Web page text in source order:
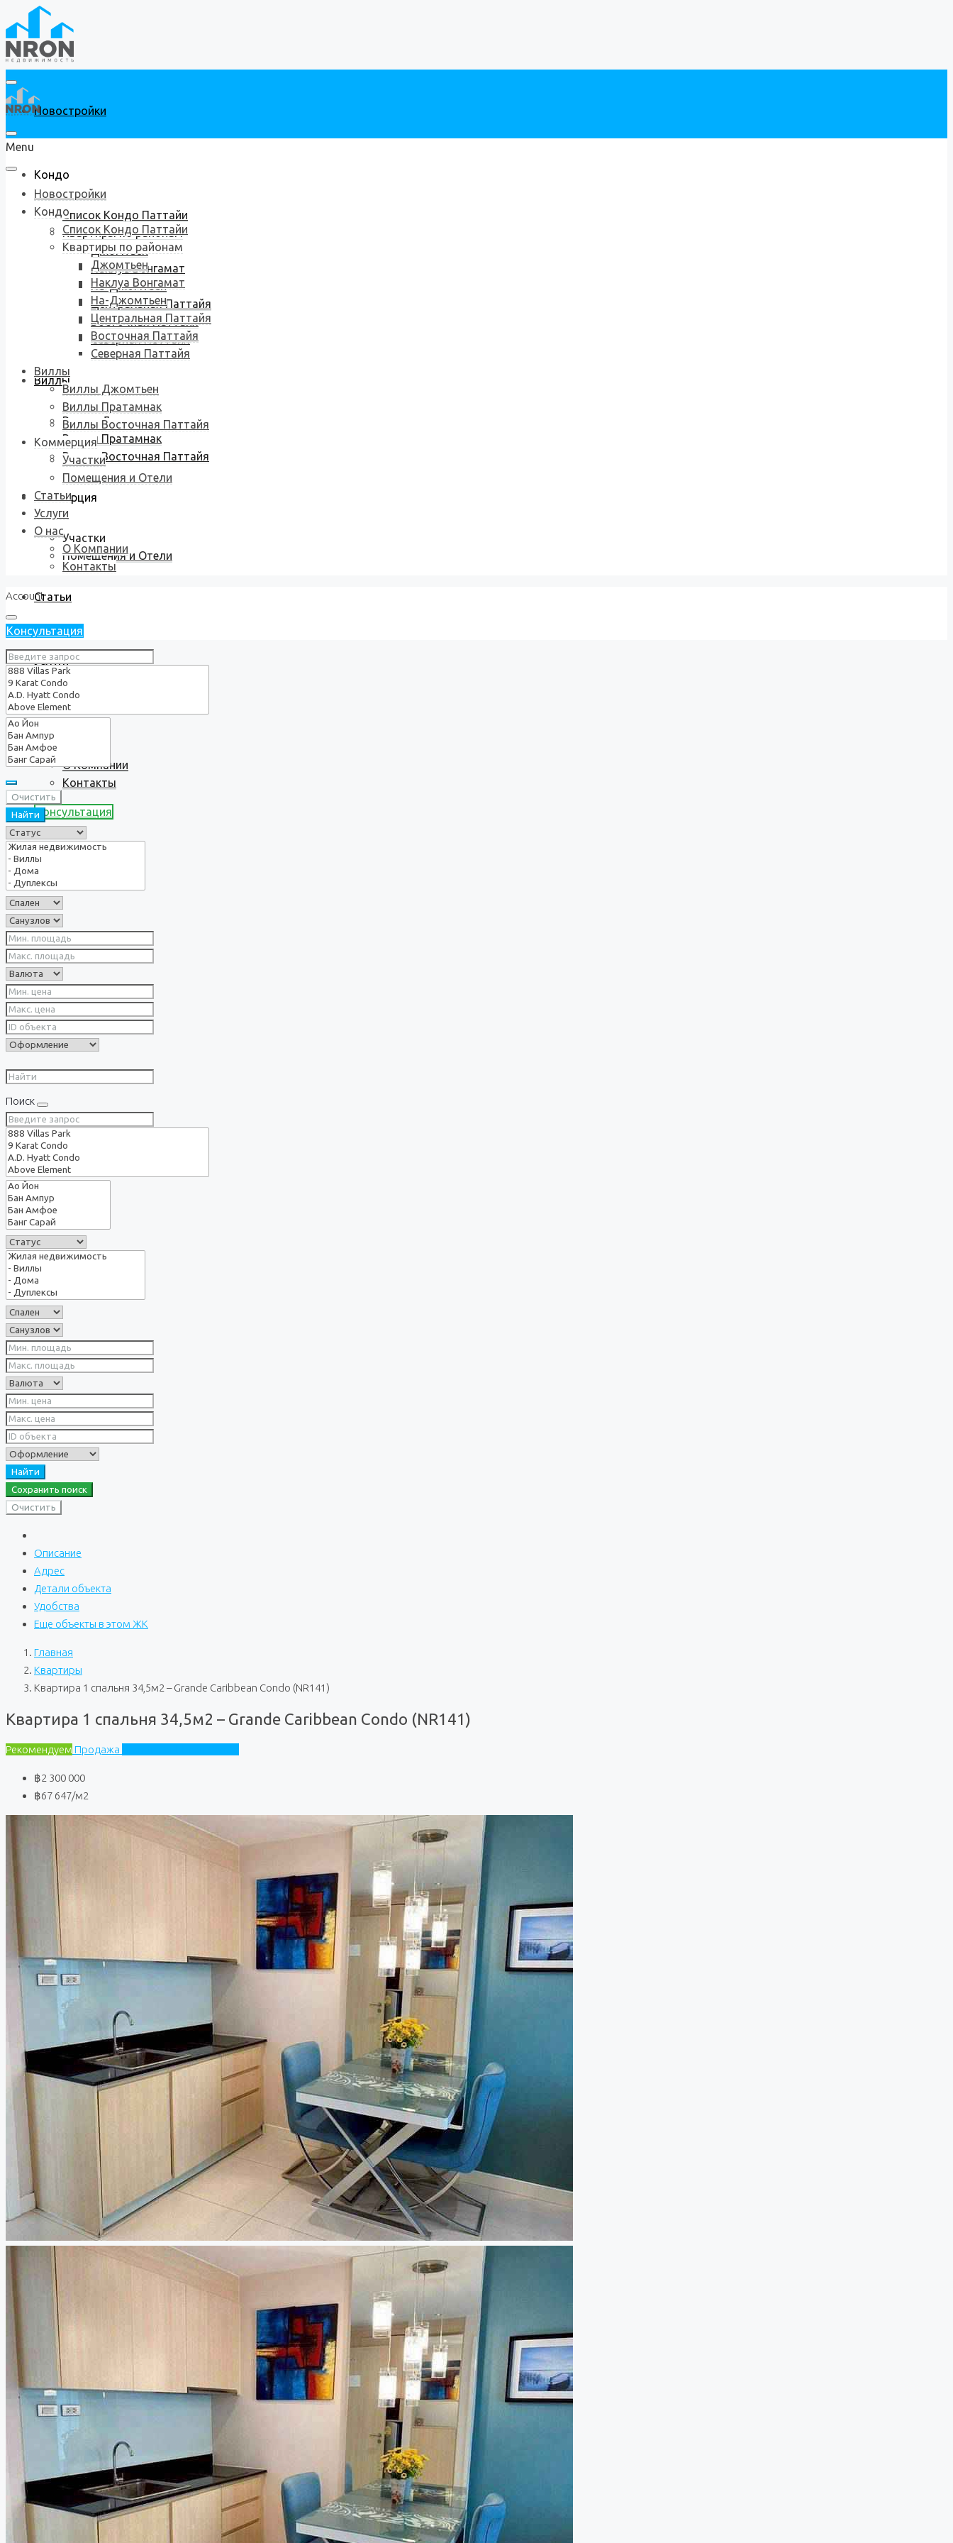
Новостройки
Кондо
Список Кондо Паттайи
Квартиры по районам
Джомтьен
Наклуа Вонгамат
На-Джомтьен
Центральная Паттайя
Восточная Паттайя
Северная Паттайя
Виллы
Виллы Джомтьен
Виллы Пратамнак
Виллы Восточная Паттайя
Коммерция
Участки
Помещения и Отели
Статьи
Услуги
О нас
О Компании
Контакты
Консультация
Menu
Новостройки
Кондо
Список Кондо Паттайи
Квартиры по районам
Джомтьен
Наклуа Вонгамат
На-Джомтьен
Центральная Паттайя
Восточная Паттайя
Северная Паттайя
Виллы
Виллы Джомтьен
Виллы Пратамнак
Виллы Восточная Паттайя
Коммерция
Участки
Помещения и Отели
Статьи
Услуги
О нас
О Компании
Контакты
Account
Консультация
Очистить
Найти
Поиск
Найти
Сохранить поиск
Очистить
Описание
Адрес
Детали объекта
Удобства
Еще объекты в этом ЖК
Главная
Квартиры
Квартира 1 спальня 34,5м2 – Grande Caribbean Condo (NR141)
Квартира 1 спальня 34,5м2 – Grande Caribbean Condo (NR141)
Рекомендуем Продажа
฿2 300 000
฿67 647/м2